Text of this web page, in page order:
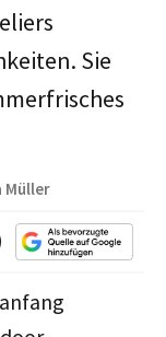
Sie
Müller